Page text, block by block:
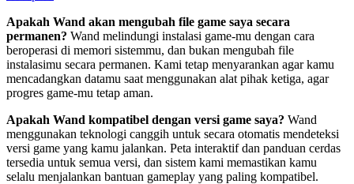
Apakah Wand akan mengubah file game saya secara
permanen? Wand melindungi instalasi game-mu dengan cara
beroperasi di memori sistemmu, dan bukan mengubah file
instalasimu secara permanen. Kami tetap menyarankan agar kamu
mencadangkan datamu saat menggunakan alat pihak ketiga, agar
progres game-mu tetap aman.
Apakah Wand kompatibel dengan versi game saya? Wand
menggunakan teknologi canggih untuk secara otomatis mendeteksi
versi game yang kamu jalankan. Peta interaktif dan panduan cerdas
tersedia untuk semua versi, dan sistem kami memastikan kamu
selalu menjalankan bantuan gameplay yang paling kompatibel.